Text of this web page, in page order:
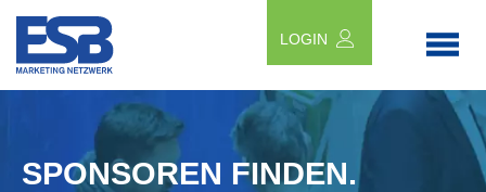
LOGIN
SPONSOREN FINDEN.